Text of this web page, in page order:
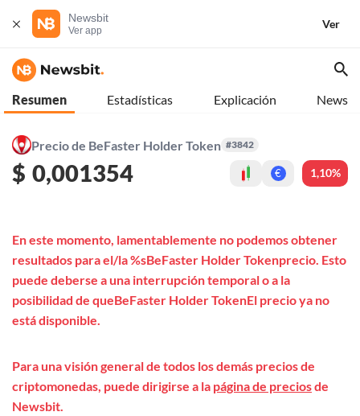
Newsbit
Ver app
Ver
Resumen Estadísticas Explicación News
Precio de BeFaster Holder Token #3842
$ 0,001354 € 1,10%
En este momento, lamentablemente no podemos obtener
resultados para el/la %sBeFaster Holder Tokenprecio. Esto
puede deberse a una interrupción temporal o a la
posibilidad de queBeFaster Holder TokenEl precio ya no
está disponible.
Para una visión general de todos los demás precios de
criptomonedas, puede dirigirse a la página de preciosde
Newsbit.